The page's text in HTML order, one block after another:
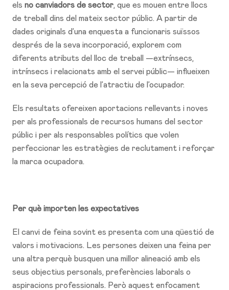
els no canviadors de sector, que es mouen entre llocs
de treball dins del mateix sector públic. A partir de
dades originals d’una enquesta a funcionaris suïssos
després de la seva incorporació, explorem com
diferents atributs del lloc de treball —extrínsecs,
intrínsecs i relacionats amb el servei públic— influeixen
en la seva percepció de l’atractiu de l’ocupador.
Els resultats ofereixen aportacions rellevants i noves
per als professionals de recursos humans del sector
públic i per als responsables polítics que volen
perfeccionar les estratègies de reclutament i reforçar
la marca ocupadora.
Per què importen les expectatives
El canvi de feina sovint es presenta com una qüestió de
valors i motivacions. Les persones deixen una feina per
una altra perquè busquen una millor alineació amb els
seus objectius personals, preferències laborals o
aspiracions professionals. Però aquest enfocament